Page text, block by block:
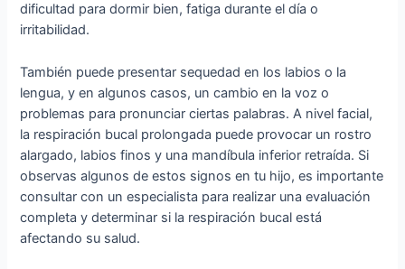
dificultad para dormir bien, fatiga durante el día o
irritabilidad.
También puede presentar sequedad en los labios o la
lengua, y en algunos casos, un cambio en la voz o
problemas para pronunciar ciertas palabras. A nivel facial,
la respiración bucal prolongada puede provocar un rostro
alargado, labios finos y una mandíbula inferior retraída. Si
observas algunos de estos signos en tu hijo, es importante
consultar con un especialista para realizar una evaluación
completa y determinar si la respiración bucal está
afectando su salud.